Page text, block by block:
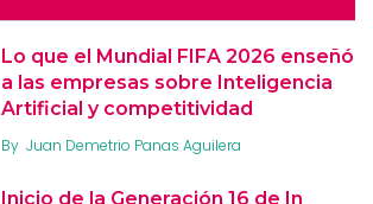
Lo que el Mundial FIFA 2026 enseñó
a las empresas sobre Inteligencia
Artificial y competitividad
By Juan Demetrio Panas Aguilera
Inicio de la Generación 16 de In